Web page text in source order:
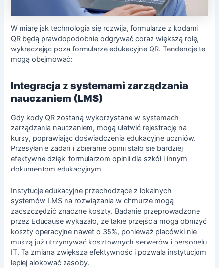
W miarę jak technologia się rozwija, formularze z kodami
QR będą prawdopodobnie odgrywać coraz większą rolę,
wykraczając poza formularze edukacyjne QR. Tendencje te
mogą obejmować:
Integracja z systemami zarządzania
nauczaniem (LMS)
Gdy kody QR zostaną wykorzystane w systemach
zarządzania nauczaniem, mogą ułatwić rejestrację na
kursy, poprawiając doświadczenia edukacyjne uczniów.
Przesyłanie zadań i zbieranie opinii stało się bardziej
efektywne dziękiformularzom opinii dla szkółi innym
dokumentom edukacyjnym.
Instytucje edukacyjne przechodzące z lokalnych
systemów LMS na rozwiązania w chmurze mogą
zaoszczędzić znaczne koszty. Badanie przeprowadzone
przez Educause wykazało, że takie przejścia mogą obniżyć
koszty operacyjne nawet o 35%, ponieważ placówki nie
muszą już utrzymywać kosztownych serwerów i personelu
IT. Ta zmiana zwiększa efektywność i pozwala instytucjom
lepiej alokować zasoby.